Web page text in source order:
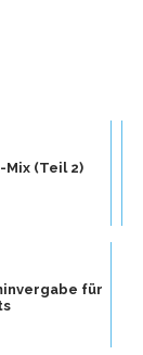
(Teil 2)
für